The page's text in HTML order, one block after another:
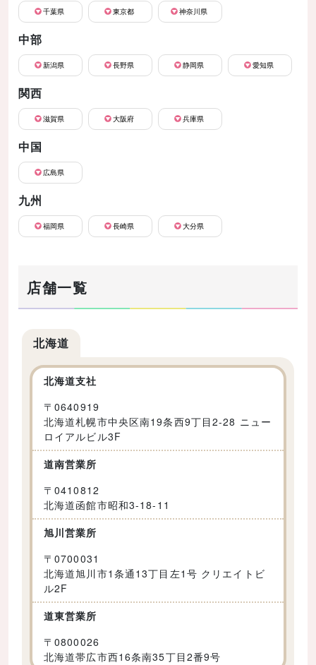
千葉県 東京都 神奈川県
中部
新潟県 長野県 静岡県 愛知県
関西
滋賀県 大阪府 兵庫県
中国
広島県
九州
福岡県 長崎県 大分県
店舗一覧
北海道
北海道支社
〒0640919
北海道札幌市中央区南19条西9丁目2-28 ニュー
ロイアルビル3F
道南営業所
〒0410812
北海道函館市昭和3-18-11
旭川営業所
〒0700031
北海道旭川市1条通13丁目左1号 クリエイトビ
ル2F
道東営業所
〒0800026
北海道帯広市西16条南35丁目2番9号